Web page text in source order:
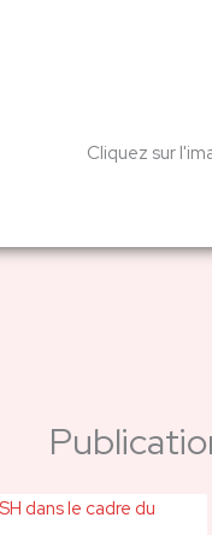
Cliquez sur